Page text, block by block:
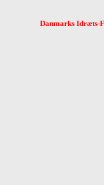
Danmarks Idræts-